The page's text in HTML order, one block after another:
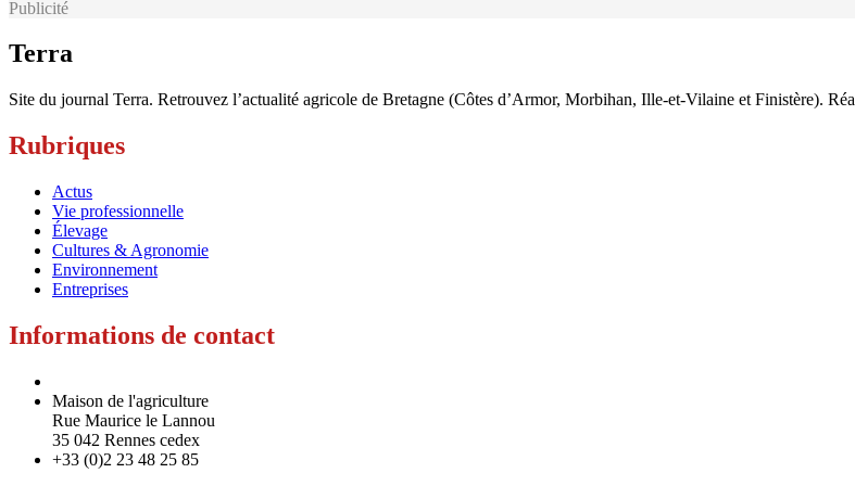
Publicité
Terra
Site du journal Terra. Retrouvez l’actualité agricole de Bretagne (Côtes d’Armor, Morbihan, Ille-et-Vilaine et Finistère).
Rubriques
Actus
Vie professionnelle
Élevage
Cultures & Agronomie
Environnement
Entreprises
Informations de contact
Maison de l'agriculture
Rue Maurice le Lannou
35 042 Rennes cedex
+33 (0)2 23 48 25 85